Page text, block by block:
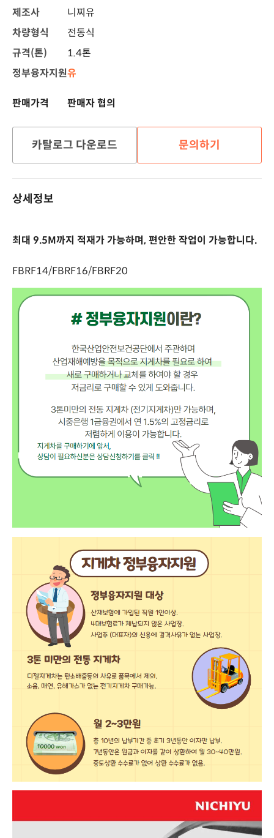
제조사
니찌유
차량형식
전동식
규격(톤)
1.4톤
정부융자지원유
판매가격 판매자 협의
카탈로그 다운로드 문의하기
상세정보
최대 9.5M까지 적재가 가능하며, 편안한 작업이 가능합니다.
FBRF14/FBRF16/FBRF20